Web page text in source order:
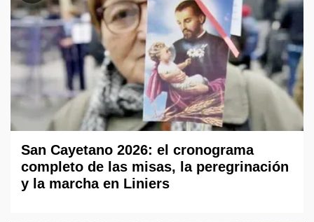
San Cayetano 2026: el cronograma
completo de las misas, la peregrinación
y la marcha en Liniers